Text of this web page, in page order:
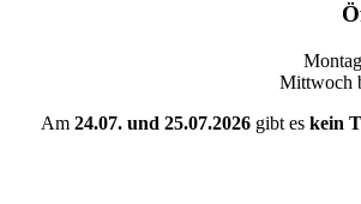
Mittwoch
Am 24.07. und 25.07.2026 gibt es kein